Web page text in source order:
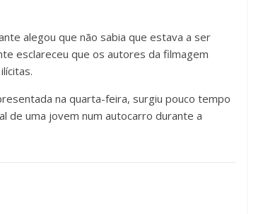
alegou que não sabia que estava a ser
esclareceu que os autores da filmagem
na quarta-feira, surgiu pouco tempo
de uma jovem num autocarro durante a